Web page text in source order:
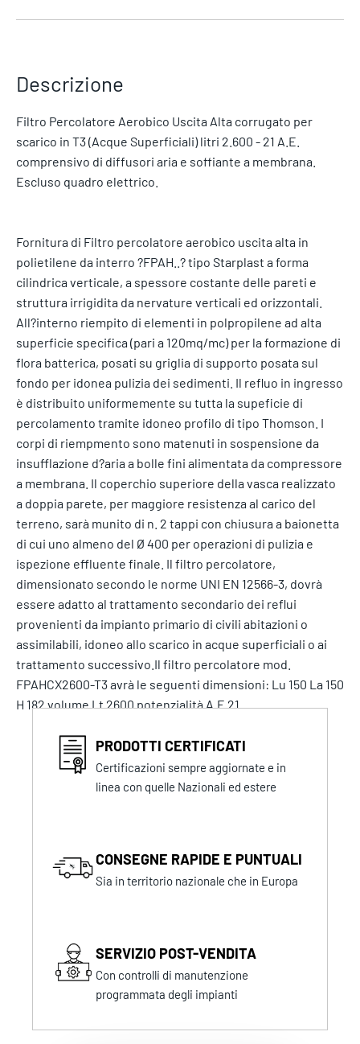
Descrizione
Filtro Percolatore Aerobico Uscita Alta corrugato per
scarico in T3 (Acque Superficiali) litri 2.600 - 21 A.E.
comprensivo di diffusori aria e soffiante a membrana.
Escluso quadro elettrico.
Fornitura di Filtro percolatore aerobico uscita alta in
polietilene da interro ?FPAH..? tipo Starplast a forma
cilindrica verticale, a spessore costante delle pareti e
struttura irrigidita da nervature verticali ed orizzontali.
All?interno riempito di elementi in polpropilene ad alta
superficie specifica (pari a 120mq/mc) per la formazione di
flora batterica, posati su griglia di supporto posata sul
fondo per idonea pulizia dei sedimenti. Il refluo in ingresso
è distribuito uniformemente su tutta la supeficie di
percolamento tramite idoneo profilo di tipo Thomson. I
corpi di riempmento sono matenuti in sospensione da
insufflazione d?aria a bolle fini alimentata da compressore
a membrana. Il coperchio superiore della vasca realizzato
a doppia parete, per maggiore resistenza al carico del
terreno, sarà munito di n. 2 tappi con chiusura a baionetta
di cui uno almeno del Ø 400 per operazioni di pulizia e
ispezione effluente finale. Il filtro percolatore,
dimensionato secondo le norme UNI EN 12566-3, dovrà
essere adatto al trattamento secondario dei reflui
provenienti da impianto primario di civili abitazioni o
assimilabili, idoneo allo scarico in acque superficiali o ai
trattamento successivo.Il filtro percolatore mod.
FPAHCX2600-T3 avrà le seguenti dimensioni: Lu 150 La 150
H 182 volume Lt 2600 potenzialità A.E 21
PRODOTTI CERTIFICATI
Certificazioni sempre aggiornate e in
linea con quelle Nazionali ed estere
CONSEGNE RAPIDE E PUNTUALI
Sia in territorio nazionale che in Europa
SERVIZIO POST-VENDITA
Con controlli di manutenzione
programmata degli impianti